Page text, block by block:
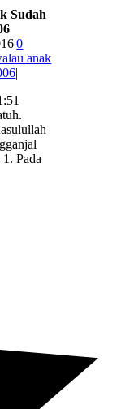
Sudah
|0
anak
|
Pada